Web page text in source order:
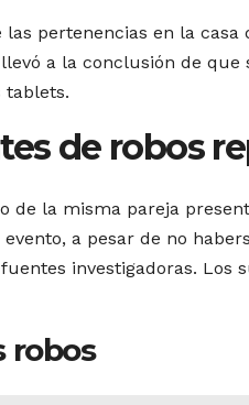
pertenencias en la
a la conclusión de
tablets.
de robos
de la misma pareja
a pesar de no
investigadoras.
robos